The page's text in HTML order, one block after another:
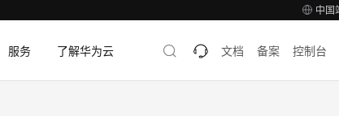
中国
服务 了解华为云 文档 备案 控制台